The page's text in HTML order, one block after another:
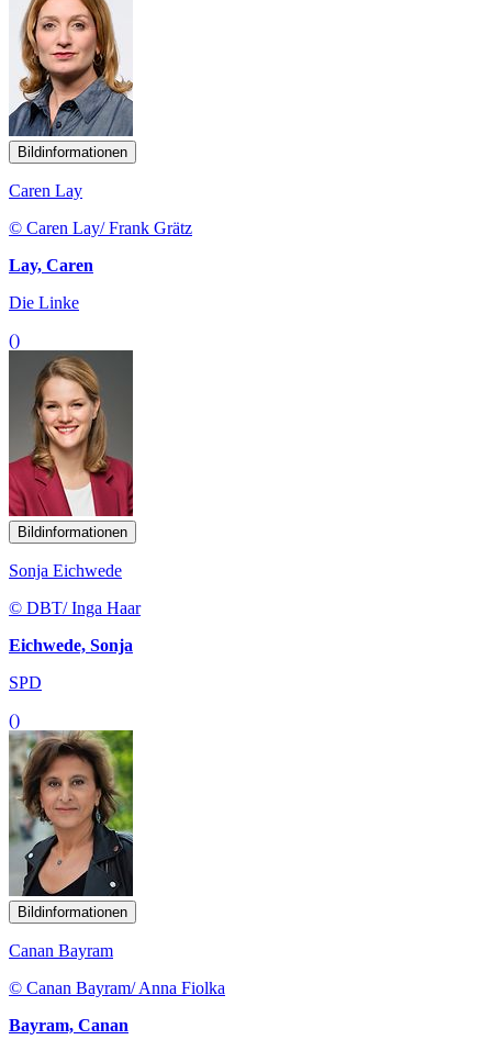
Bildinformationen
Caren Lay
© Caren Lay/ Frank Grätz
Lay, Caren
Die Linke
()
Bildinformationen
Sonja Eichwede
© DBT/ Inga Haar
Eichwede, Sonja
SPD
()
Bildinformationen
Canan Bayram
© Canan Bayram/ Anna Fiolka
Bayram, Canan